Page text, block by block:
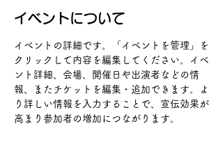
イベントについて
イベントの詳細です。「イベントを管理」を
クリックして内容を編集してください。イベ
ント詳細、会場、開催日や出演者などの情
報、またチケットを編集・追加できます。よ
り詳しい情報を入力することで、宣伝効果が
高まり参加者の増加につながります。